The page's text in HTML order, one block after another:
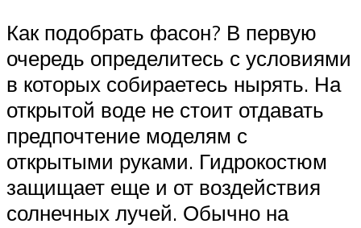
Как подобрать фасон? В первую
очередь определитесь с условиями
в которых собираетесь нырять. На
открытой воде не стоит отдавать
предпочтение моделям с
открытыми руками. Гидрокостюм
защищает еще и от воздействия
солнечных лучей. Обычно на